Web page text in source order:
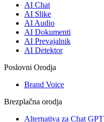
AI Chat
AI Slike
AI Audio
AI Dokumenti
AI Prevajalnik
AI Detektor
Poslovni Orodja
Brand Voice
Brezplačna orodja
Alternativa za Chat GPT